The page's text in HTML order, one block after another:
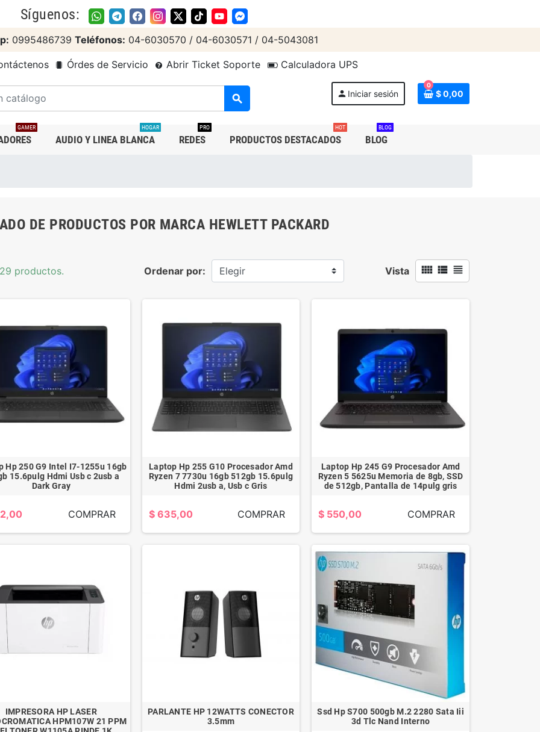
Síguenos:
0995486739 Teléfonos: 04-6030570 / 04-6030571 / 04-5043081
Órdes de Servicio Abrir Ticket Soporte Calculadora UPS
search person Iniciar sesión
0
$ 0,00
GAMER
AUDIO Y LINEA BLANCA
HOGAR
REDES
PRO
PRODUCTOS DESTACADOS
HOT
BLOG
BLOG
DE PRODUCTOS POR MARCA HEWLETT PACKARD
Ordenar por: Elegir Vista view_comfy view_list view_headline
productos.
Hp 250 G9 Intel I7-1255u 16gb
15.6pulg Hdmi Usb c 2usb a
Dark Gray
COMPRAR
Laptop Hp 255 G10 Procesador Amd
Ryzen 7 7730u 16gb 512gb 15.6pulg
Hdmi 2usb a, Usb c Gris
$ 635,00 COMPRAR
Laptop Hp 245 G9 Procesador Amd
Ryzen 5 5625u Memoria de 8gb, SSD
de 512gb, Pantalla de 14pulg gris
$ 550,00 COMPRAR
IMPRESORA HP LASER
HPM107W 21 PPM
PARLANTE HP 12WATTS CONECTOR
3.5mm
Ssd Hp S700 500gb M.2 2280 Sata Iii
3d Tlc Nand Interno